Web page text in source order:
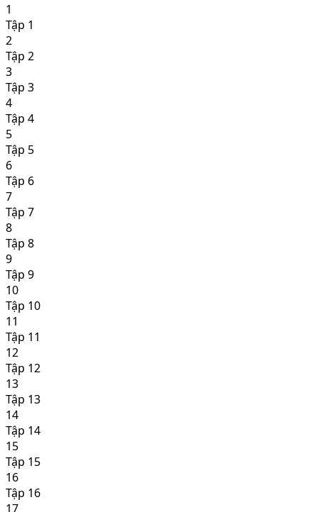
1
Tập 1
2
Tập 2
3
Tập 3
4
Tập 4
5
Tập 5
6
Tập 6
7
Tập 7
8
Tập 8
9
Tập 9
10
Tập 10
11
Tập 11
12
Tập 12
13
Tập 13
14
Tập 14
15
Tập 15
16
Tập 16
17